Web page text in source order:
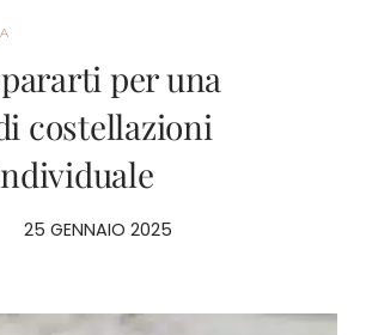
per una
costellazioni
25 GENNAIO 2025